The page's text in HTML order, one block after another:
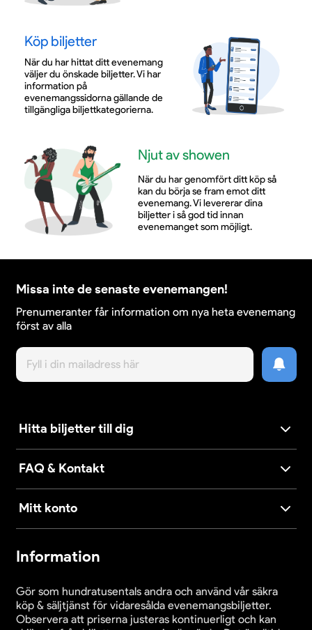
Köp biljetter
När du har hittat ditt evenemang
väljer du önskade biljetter. Vi har
information på
evenemangssidorna gällande de
tillgängliga biljettkategorierna.
Njut av showen
När du har genomfört ditt köp så
kan du börja se fram emot ditt
evenemang. Vi levererar dina
biljetter i så god tid innan
evenemanget som möjligt.
Missa inte de senaste evenemangen!
Prenumeranter får information om nya heta evenemang
först av alla
Hitta biljetter till dig
FAQ & Kontakt
Mitt konto
Information
Gör som hundratusentals andra och använd vår säkra
köp & säljtjänst för vidaresålda evenemangsbiljetter.
Observera att priserna justeras kontinuerligt och kan